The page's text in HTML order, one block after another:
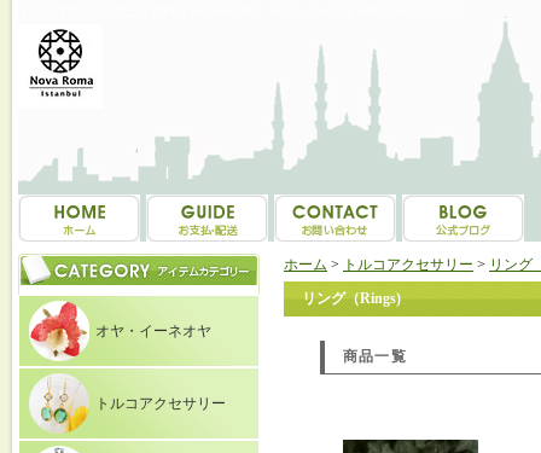
オヤ・イーネオヤ
トルコアクセサリー
ホーム > トルコアクセサリー > リング
リング（Rings)
商品一覧